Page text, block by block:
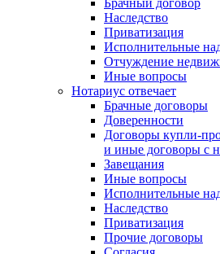
Наследство
Приватизация
Исполнительные
Отчуждение
Иные вопросы
Нотариус отвечает
Брачные договоры
Доверенности
Договоры купли-
и иные договоры с
Завещания
Иные вопросы
Исполнительные
Наследство
Приватизация
Прочие договоры